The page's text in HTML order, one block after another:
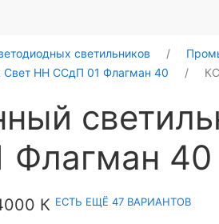
светильников
НН ССдП 01 Флагман 40
40
К ЕСТЬ ЕЩЁ 47 ВАРИАНТОВ